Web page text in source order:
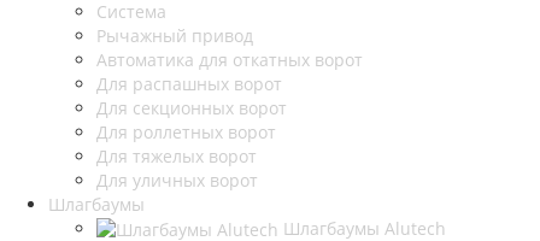
Система
Рычажный привод
Автоматика для откатных ворот
Для распашных ворот
Для секционных ворот
Для роллетных ворот
Для тяжелых ворот
Для уличных ворот
Шлагбаумы
Шлагбаумы Alutech